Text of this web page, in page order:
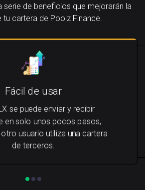
serie de beneficios que mejorarán la
tu cartera de Poolz Finance.
Fácil de usar
se puede enviar y recibir
en solo unos pocos pasos,
usuario utiliza una cartera
de terceros.